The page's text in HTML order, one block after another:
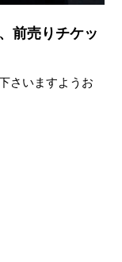
前売りチケッ
さいますようお